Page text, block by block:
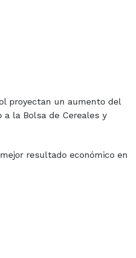
proyectan un aumento del
a la Bolsa de Cereales y
resultado económico en